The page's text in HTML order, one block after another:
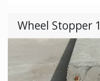
Wheel Stopper